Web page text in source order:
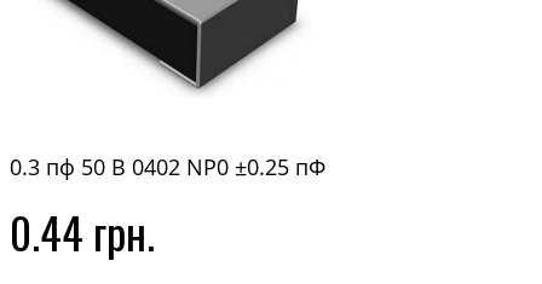
0.3 пф 50 В 0402 NP0 ±0.25 пФ
0.44 грн.